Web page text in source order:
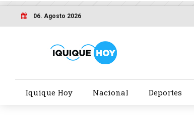
06. Agosto 2026
Iquique Hoy Nacional Deportes